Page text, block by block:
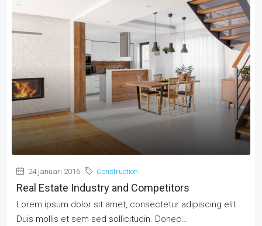
24 januari 2016 Construction
Real Estate Industry and Competitors
Lorem ipsum dolor sit amet, consectetur adipiscing elit.
Duis mollis et sem sed sollicitudin. Donec...